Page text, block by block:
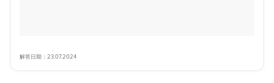
解答日期：23.07.2024